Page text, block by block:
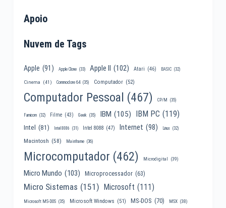
Apoio
Nuvem de Tags
Apple (91) Apple Clone (33) Apple II (102) Atari (46) BASIC (32)
Cinema (41) Commodore 64 (35) Computador (52)
Computador Pessoal (467) CP/M (35)
Famicom (32) Filme (43) Geek (35) IBM (105) IBM PC (119)
Intel (81) Intel 8086 (31) Intel 8088 (47) Internet (98) Linux (32)
Macintosh (58) Mainframe (36)
Microcomputador (462) Microdigital (39)
Micro Mundo (103) Microprocessador (63)
Micro Sistemas (151) Microsoft (111)
Microsoft MS-DOS (35) Microsoft Windows (51) MS-DOS (70) MSX (38)